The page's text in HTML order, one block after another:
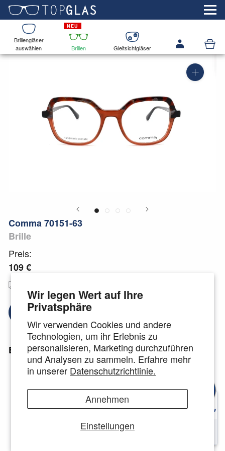
Wir legen Wert auf Ihre
Privatsphäre
Wir verwenden Cookies und andere
Technologien, um ihr Erlebnis zu
personalisieren, Marketing durchzuführen
und Analysen zu sammeln. Erfahre mehr
in unserer Datenschutzrichtlinie.
Einstellungen
Annehmen
Brillengläser
auswählen
Brillen Gleitsichtgläser
Comma 70151-63
Brille
Preis:
109 €
Versand
🇩🇪
Brillengläser auswählen
Einzelheiten:
Rahmengröße: 51-19-140
Passform: Damen
Material: Acetat
Geeignet für alle Arten von Gläsern